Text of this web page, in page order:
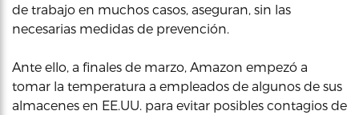
de trabajo en muchos casos, aseguran, sin las
necesarias medidas de prevención.
Ante ello, a finales de marzo, Amazon empezó a
tomar la temperatura a empleados de algunos de sus
almacenes en EE.UU. para evitar posibles contagios de